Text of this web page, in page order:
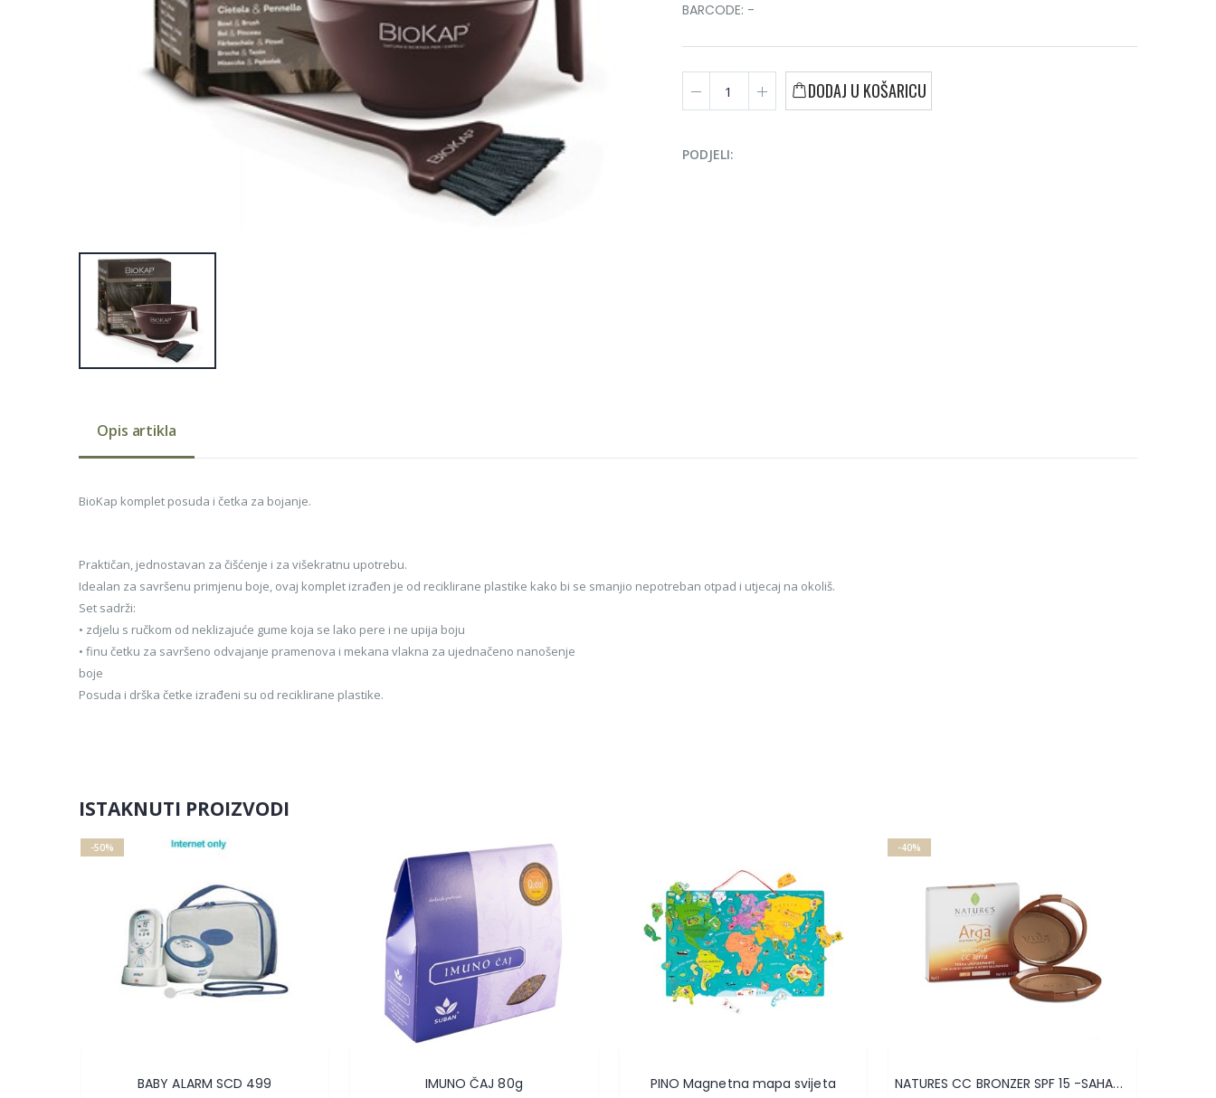
BARCODE: -
DODAJ U KOŠARICU
PODJELI:
Opis artikla
BioKap komplet posuda i četka za bojanje.
Praktičan, jednostavan za čišćenje i za višekratnu upotrebu.
Idealan za savršenu primjenu boje, ovaj komplet izrađen je od reciklirane plastike kako bi se smanjio nepotreban otpad i utjecaj na okoliš.
Set sadrži:
• zdjelu s ručkom od neklizajuće gume koja se lako pere i ne upija boju
• finu četku za savršeno odvajanje pramenova i mekana vlakna za ujednačeno nanošenje
boje
Posuda i drška četke izrađeni su od reciklirane plastike.
ISTAKNUTI PROIZVODI
BABY ALARM SCD 499
-50%
IMUNO ČAJ 80g PINO Magnetna mapa svijeta NATURES CC BRONZER SPF 15 -SAHARA 9g
-40%